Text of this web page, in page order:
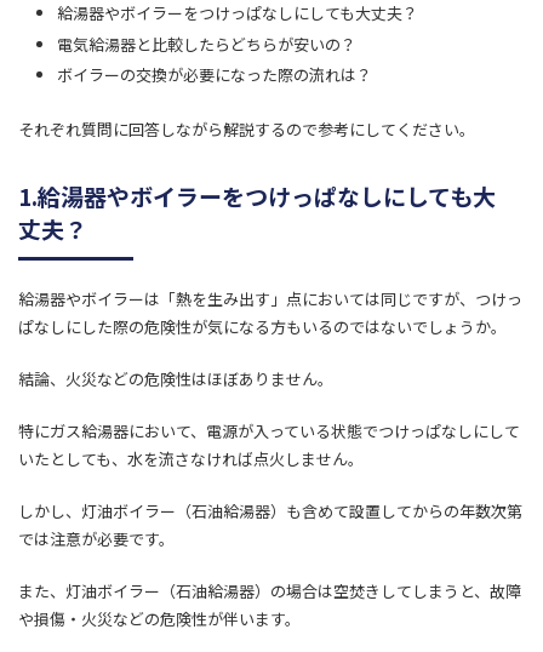
給湯器やボイラーをつけっぱなしにしても大丈夫？
電気給湯器と比較したらどちらが安いの？
ボイラーの交換が必要になった際の流れは？
それぞれ質問に回答しながら解説するので参考にしてください。
1.給湯器やボイラーをつけっぱなしにしても大
丈夫？
給湯器やボイラーは「熱を生み出す」点においては同じですが、つけっ
ぱなしにした際の危険性が気になる方もいるのではないでしょうか。
結論、火災などの危険性はほぼありません。
特にガス給湯器において、電源が入っている状態でつけっぱなしにして
いたとしても、水を流さなければ点火しません。
しかし、灯油ボイラー（石油給湯器）も含めて設置してからの年数次第
では注意が必要です。
また、灯油ボイラー（石油給湯器）の場合は空焚きしてしまうと、故障
や損傷・火災などの危険性が伴います。